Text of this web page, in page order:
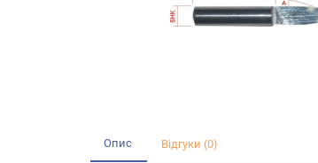
Опис Відгуки (0)